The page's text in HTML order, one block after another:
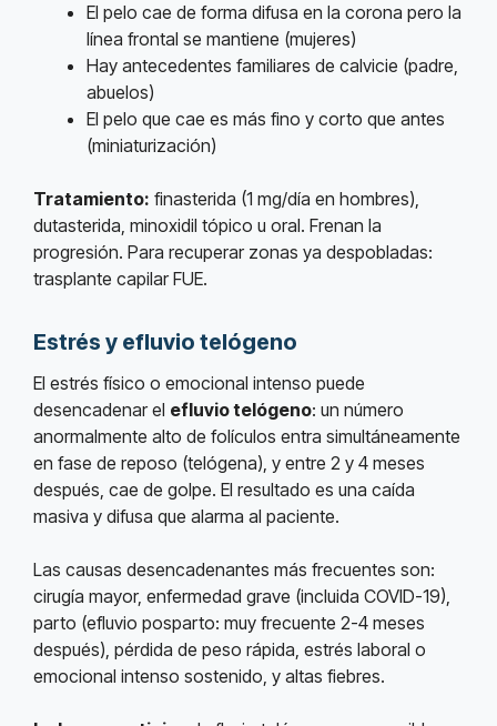
El pelo cae de forma difusa en la corona pero la
línea frontal se mantiene (mujeres)
Hay antecedentes familiares de calvicie (padre,
abuelos)
El pelo que cae es más fino y corto que antes
(miniaturización)
Tratamiento: finasterida (1 mg/día en hombres),
dutasterida, minoxidil tópico u oral. Frenan la
progresión. Para recuperar zonas ya despobladas:
trasplante capilar FUE.
Estrés y efluvio telógeno
El estrés físico o emocional intenso puede
desencadenar el efluvio telógeno: un número
anormalmente alto de folículos entra simultáneamente
en fase de reposo (telógena), y entre 2 y 4 meses
después, cae de golpe. El resultado es una caída
masiva y difusa que alarma al paciente.
Las causas desencadenantes más frecuentes son:
cirugía mayor, enfermedad grave (incluida COVID-19),
parto (efluvio posparto: muy frecuente 2-4 meses
después), pérdida de peso rápida, estrés laboral o
emocional intenso sostenido, y altas fiebres.